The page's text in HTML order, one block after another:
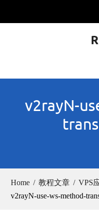
v2rayN-
Home 教程文章 VPS
v2rayN-use-ws-method-